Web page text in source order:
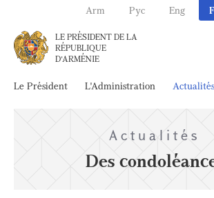
Arm Рус Eng
LE PRÉSIDENT DE LA
RÉPUBLIQUE
D'ARMÉNIE
Le Président L'Administration Actualités
Actualités
Des